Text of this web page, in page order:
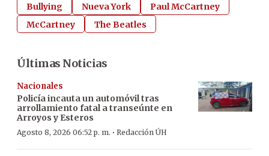
Bullying Nueva York
Paul McCartney
McCartney
The Beatles
Últimas Noticias
Nacionales
Policía incauta un automóvil tras
arrollamiento fatal a transeúnte en
Arroyos y Esteros
Agosto 8, 2026 06:52 p. m. · Redacción ÚH